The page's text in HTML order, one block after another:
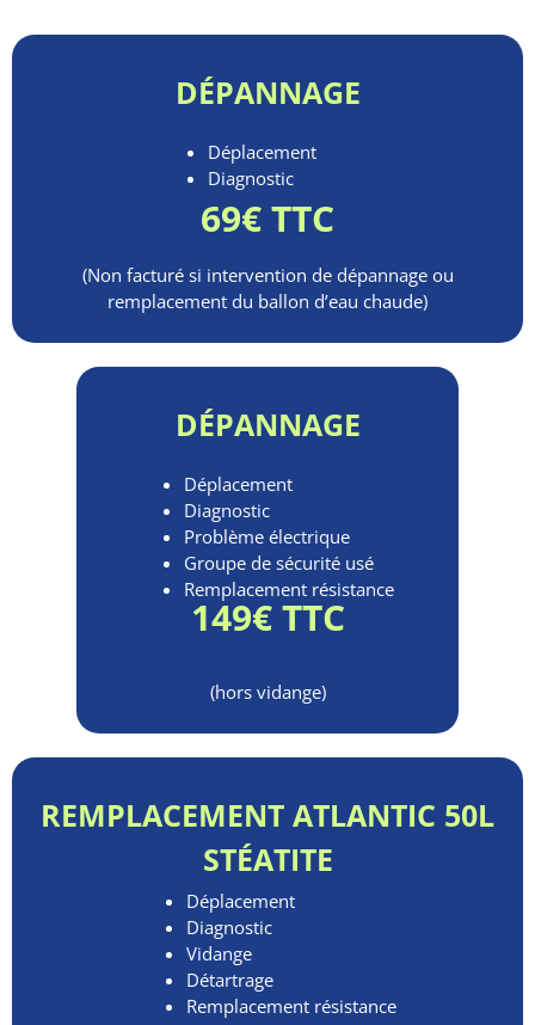
DÉPANNAGE
Déplacement
Diagnostic
69€ TTC
(Non facturé si intervention de dépannage ou
remplacement du ballon d’eau chaude)
DÉPANNAGE
Déplacement
Diagnostic
Problème électrique
Groupe de sécurité usé
Remplacement résistance
149€ TTC
(hors vidange)
REMPLACEMENT ATLANTIC 50L
STÉATITE
Déplacement
Diagnostic
Vidange
Détartrage
Remplacement résistance